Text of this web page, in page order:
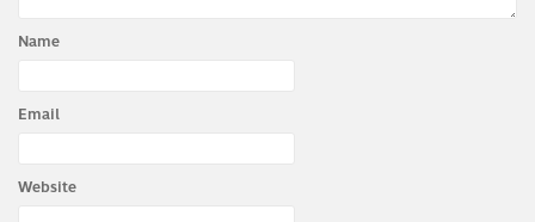
Name
Email
Website